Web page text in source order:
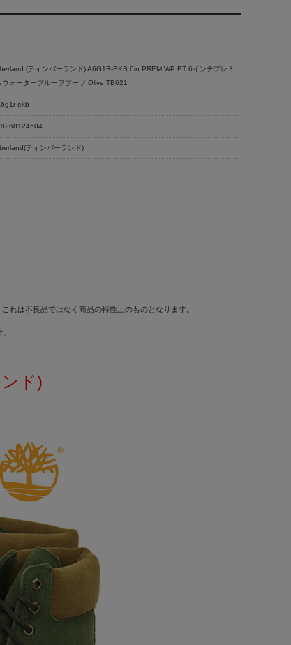
(ティンバーランド) A6G1R-EKB 6in PREM WP BT 6インチプレミ
ウォータープルーフブーツ Olive TB621
ekb
ティンバーランド)
れは不良品ではなく商品の特性上のものとなります。
ド)